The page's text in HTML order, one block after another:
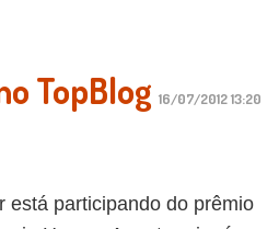
TopBlog 16/07/2012 13:20
está participando do prêmio